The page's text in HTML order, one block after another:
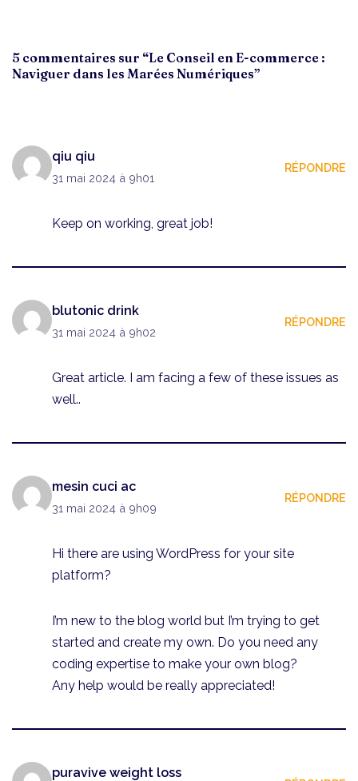
5 commentaires sur “Le Conseil en E-commerce :
Naviguer dans les Marées Numériques”
qiu qiu
31 mai 2024 à 9h01
RÉPONDRE
Keep on working, great job!
blutonic drink
31 mai 2024 à 9h02
RÉPONDRE
Great article. I am facing a few of these issues as
well..
mesin cuci ac
31 mai 2024 à 9h09
RÉPONDRE
Hi there are using WordPress for your site
platform?
I’m new to the blog world but I’m trying to get
started and create my own. Do you need any
coding expertise to make your own blog?
Any help would be really appreciated!
puravive weight loss